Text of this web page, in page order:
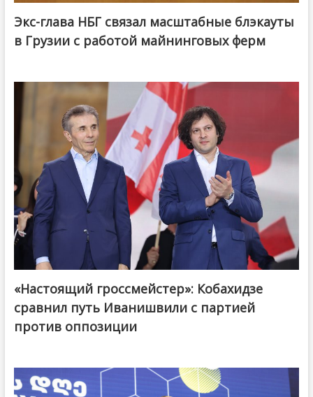
Экс-глава НБГ связал масштабные блэкауты
в Грузии с работой майнинговых ферм
@ქართული ოცნება / Georgian Dream
«Настоящий гроссмейстер»: Кобахидзе
сравнил путь Иванишвили с партией
против оппозиции